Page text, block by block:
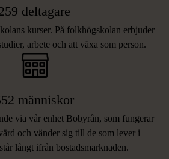
deltagare
kurser. På folkhögskolan erbjuder
arbete och att växa som person.
människor
via vår enhet Bobyrån, som fungerar
och vänder sig till de som lever i
långt ifrån bostadsmarknaden.